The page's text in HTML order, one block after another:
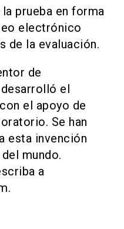
prueba en forma
electrónico
de la evaluación.
de
desarrolló el
el apoyo de
Se han
esta invención
mundo.
a